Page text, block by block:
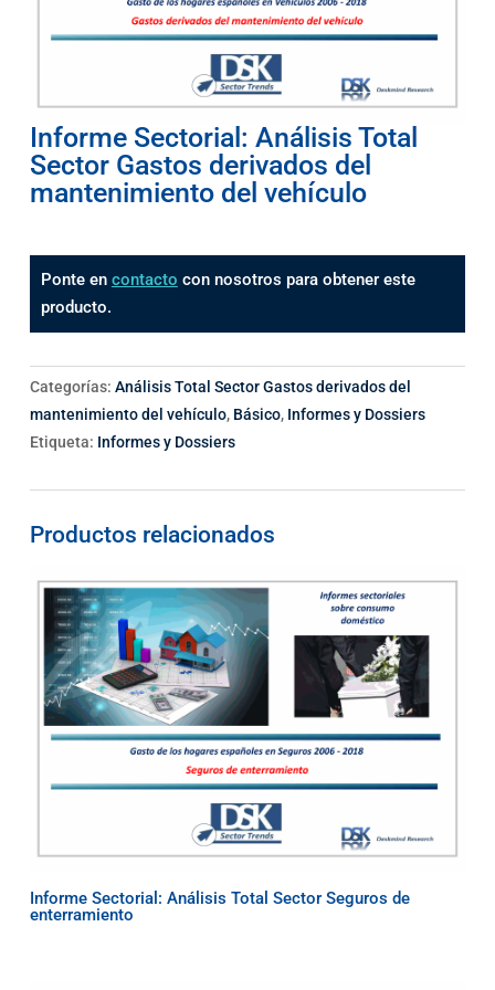
Informe Sectorial: Análisis Total
Sector Gastos derivados del
mantenimiento del vehículo
Ponte en contacto con nosotros para obtener este
producto.
Categorías: Análisis Total Sector Gastos derivados del
mantenimiento del vehículo, Básico, Informes y Dossiers
Etiqueta: Informes y Dossiers
Productos relacionados
Informe Sectorial: Análisis Total Sector Seguros de
enterramiento